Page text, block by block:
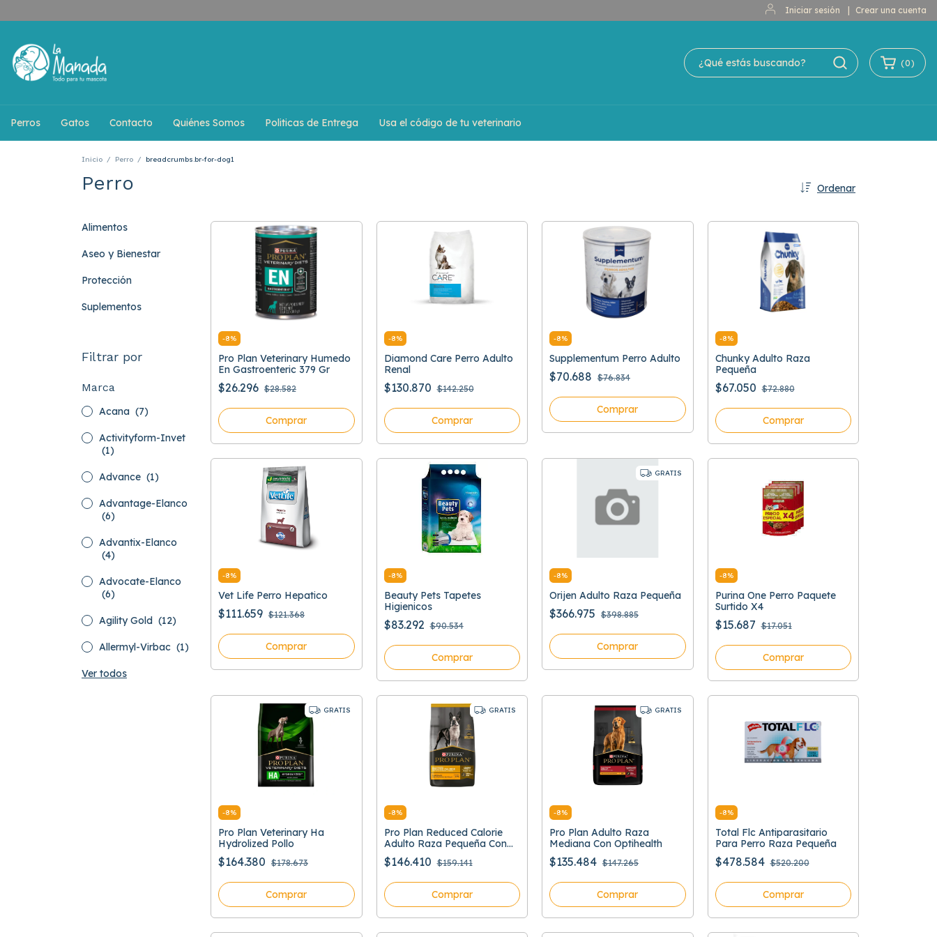
Iniciar sesión Crear una cuenta
(0)
Perros Gatos Contacto Quiénes Somos Politicas de Entrega Usa el código de tu veterinario
Inicio / Perro / breadcrumbs.br-for-dog1
Perro Ordenar
Alimentos
Aseo y Bienestar
Protección
Suplementos
Filtrar por
Marca
Acana (7)
Activityform-Invet
(1)
Advance (1)
Advantage-Elanco
(6)
Advantix-Elanco
(4)
Advocate-Elanco
(6)
Agility Gold (12)
Allermyl-Virbac (1)
Ver todos
-8%
Pro Plan Veterinary Humedo
En Gastroenteric 379 Gr
$26.296 $28.582
Comprar
-8%
Diamond Care Perro Adulto
Renal
$130.870 $142.250
Comprar
-8%
Supplementum Perro Adulto
$70.688 $76.834
Comprar
-8%
Chunky Adulto Raza
Pequeña
$67.050 $72.880
Comprar
-8%
Vet Life Perro Hepatico
$111.659 $121.368
Comprar
-8%
Beauty Pets Tapetes
Higienicos
$83.292 $90.534
Comprar
GRATIS
-8%
Orijen Adulto Raza Pequeña
$366.975 $398.885
Comprar
-8%
Purina One Perro Paquete
Surtido X4
$15.687 $17.051
Comprar
GRATIS
-8%
Pro Plan Veterinary Ha
Hydrolized Pollo
$164.380 $178.673
Comprar
GRATIS
-8%
Pro Plan Reduced Calorie
Adulto Raza Pequeña Con
Optifit
$146.410 $159.141
Comprar
GRATIS
-8%
Pro Plan Adulto Raza
Mediana Con Optihealth
$135.484 $147.265
Comprar
-8%
Total Flc Antiparasitario
Para Perro Raza Pequeña
$478.584 $520.200
Comprar